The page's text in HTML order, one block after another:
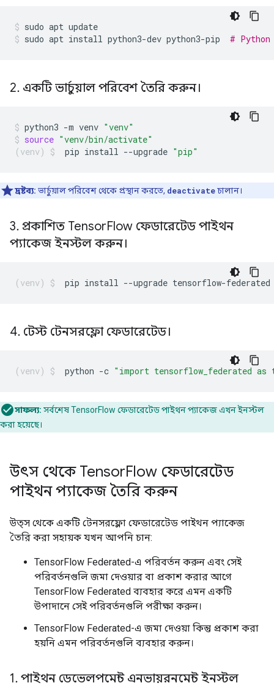
sudo apt update
sudo apt install python3-dev python3-pip # Python
2. একটি ভার্চুয়াল পরিবেশ তৈরি করুন।
python3 -m venv "venv"
source "venv/bin/activate"
pip install --upgrade "pip"
দ্রষ্টব্য: ভার্চুয়াল পরিবেশ থেকে প্রস্থান করতে, deactivateচালান।
3. প্রকাশিত TensorFlow ফেডারেটেড পাইথন
প্যাকেজ ইনস্টল করুন।
pip install --upgrade tensorflow-federated
4. টেস্ট টেনসরফ্লো ফেডারেটেড।
python -c "import tensorflow_federated
সাফল্য: সর্বশেষ TensorFlow ফেডারেটেড পাইথন প্যাকেজ এখন ইনস্টল
করা হয়েছে।
উৎস থেকে TensorFlow ফেডারেটেড
পাইথন প্যাকেজ তৈরি করুন
উত্স থেকে একটি টেনসরফ্লো ফেডারেটেড পাইথন প্যাকেজ
তৈরি করা সহায়ক যখন আপনি চান:
TensorFlow Federated-এ পরিবর্তন করুন এবং সেই
পরিবর্তনগুলি জমা দেওয়ার বা প্রকাশ করার আগে
TensorFlow Federated ব্যবহার করে এমন একটি
উপাদানে সেই পরিবর্তনগুলি পরীক্ষা করুন।
TensorFlow Federated-এ জমা দেওয়া কিন্তু প্রকাশ করা
হয়নি এমন পরিবর্তনগুলি ব্যবহার করুন।
1. পাইথন ডেভেলপমেন্ট এনভায়রনমেন্ট ইনস্টল